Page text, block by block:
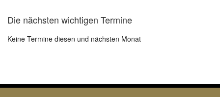
Die nächsten wichtigen Termine
Keine Termine diesen und nächsten Monat